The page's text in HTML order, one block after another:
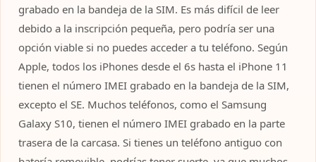
grabado en la bandeja de la SIM. Es más difícil de leer
debido a la inscripción pequeña, pero podría ser una
opción viable si no puedes acceder a tu teléfono. Según
Apple, todos los iPhones desde el 6s hasta el iPhone 11
tienen el número IMEI grabado en la bandeja de la SIM,
excepto el SE. Muchos teléfonos, como el Samsung
Galaxy S10, tienen el número IMEI grabado en la parte
trasera de la carcasa. Si tienes un teléfono antiguo con